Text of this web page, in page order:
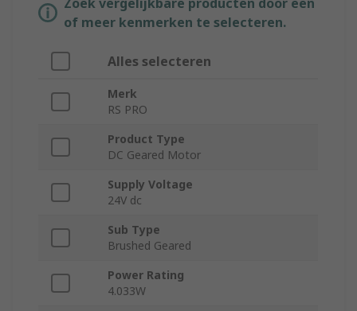
Zoek vergelijkbare producten door een
of meer kenmerken te selecteren.
Alles selecteren
Merk
RS PRO
Product Type
DC Geared Motor
Supply Voltage
24V dc
Sub Type
Brushed Geared
Power Rating
4.033W